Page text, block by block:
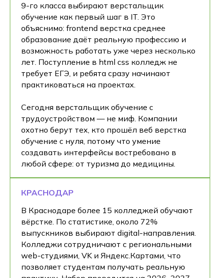
9-го класса выбирают верстальщик
обучение как первый шаг в IT. Это
объяснимо: frontend верстка среднее
образование даёт реальную профессию и
возможность работать уже через несколько
лет. Поступление в html css колледж не
требует ЕГЭ, и ребята сразу начинают
практиковаться на проектах.
Сегодня верстальщик обучение с
трудоустройством — не миф. Компании
охотно берут тех, кто прошёл веб верстка
обучение с нуля, потому что умение
создавать интерфейсы востребовано в
любой сфере: от туризма до медицины.
КРАСНОДАР
В Краснодаре более 15 колледжей обучают
вёрстке. По статистике, около 72%
выпускников выбирают digital-направления.
Колледжи сотрудничают с региональными
web-студиями, VK и Яндекс.Картами, что
позволяет студентам получать реальную